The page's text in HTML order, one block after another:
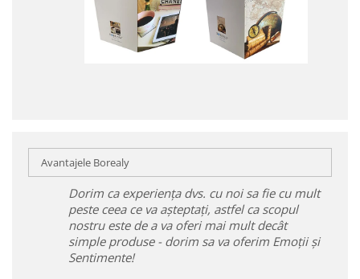
Avantajele Borealy
Dorim ca experiența dvs. cu noi sa fie cu mult
peste ceea ce va așteptați, astfel ca scopul
nostru este de a va oferi mai mult decât
simple produse - dorim sa va oferim Emoții și
Sentimente!